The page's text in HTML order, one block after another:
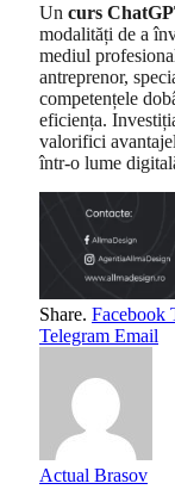
Un curs
modalități de a
mediul
antreprenor,
competențele
eficiența.
valorifici
într-o lume
Share. Facebook
Telegram Email
Actual Brasov